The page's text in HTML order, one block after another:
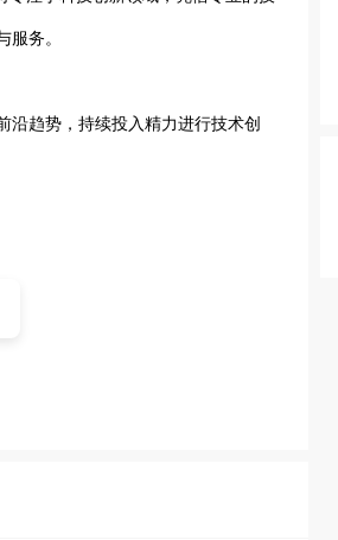
服务。
沿趋势，持续投入精力进行技术创
，拓展业务领域，为推动科技进步